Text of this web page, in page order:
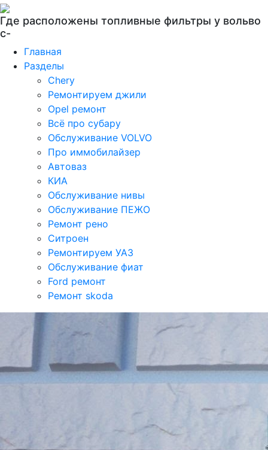
Где расположены топливные фильтры у вольво
с-
Главная
Разделы
Chery
Ремонтируем джили
Opel ремонт
Всё про субару
Обслуживание VOLVO
Про иммобилайзер
Автоваз
КИА
Обслуживание нивы
Обслуживание ПЕЖО
Ремонт рено
Ситроен
Ремонтируем УАЗ
Обслуживание фиат
Ford ремонт
Ремонт skoda